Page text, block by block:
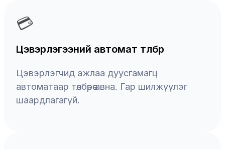
💳
Цэвэрлэгээний автомат төлбөр
Цэвэрлэгчид ажлаа дуусгамагц
автоматаар төлбөрөө авна. Гар шилжүүлэг
шаардлагагүй.